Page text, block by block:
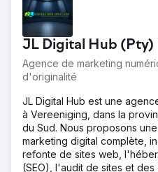
Amélioration des
totalité.
Solution
Audit du site Web et
conformément à ce rapport.
exemple, balises de titre en
contenu, code d'état 4xx,
canonique et correction de
descriptions à tous, pour
unes
Résultat
En cours
JL Digital Hub (Pty)
Agence de marketing
d'originalité
JL Digital Hub est une
à Vereeniging, dans la
du Sud. Nous proposons
marketing digital complète,
refonte de sites web,
(SEO), l'audit de sites et